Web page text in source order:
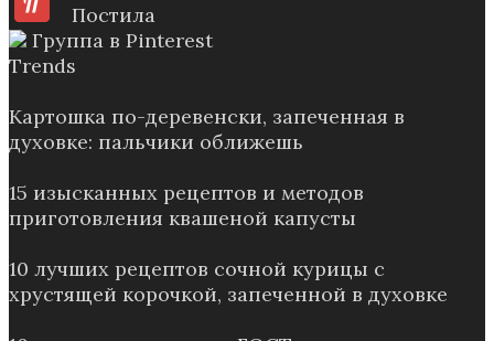
Постила
Группа в Pinterest
Trends
Картошка по-деревенски, запеченная в
духовке: пальчики оближешь
15 изысканных рецептов и методов
приготовления квашеной капусты
10 лучших рецептов сочной курицы с
хрустящей корочкой, запеченной в духовке